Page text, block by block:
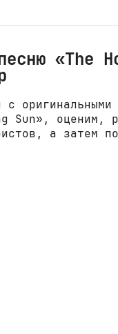
«The
с
Sun», оценим,
а затем